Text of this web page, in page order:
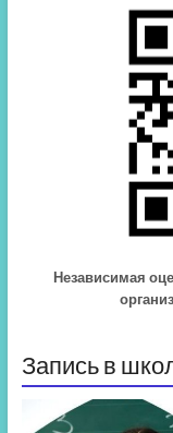
Независимая
Запись в